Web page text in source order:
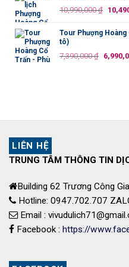
10,990,000₫ Giá
là:
Tour Phượng Hoàng
tô)
7,390,000₫ Giá
LIÊN HỆ
TRUNG TÂM THÔNG TIN
Building 62 Trương Công
Hotline: 0947.702.707
Email :
Facebook : https://